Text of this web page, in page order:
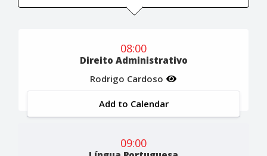
08:00
Direito Administrativo
Rodrigo Cardoso
Add to Calendar
09:00